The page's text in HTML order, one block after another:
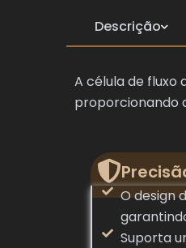
Descrição
A célula de fluxo
proporcionando
O design
Suporta